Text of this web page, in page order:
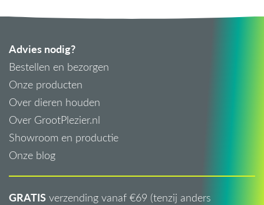
Advies nodig?
Bestellen en bezorgen
Onze producten
Over dieren houden
Over GrootPlezier.nl
Showroom en productie
Onze blog
GRATIS verzending vanaf €69 (tenzij anders